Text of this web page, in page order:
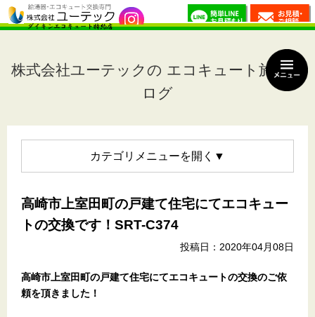
株式会社ユーテックの エコキュート施工ブ
ログ
カテゴリメニュー
高崎市上室田町の戸建て住宅にてエコキュー
トの交換です！SRT-C374
投稿日：2020年04月08日
高崎市上室田町の戸建て住宅にてエコキュートの交換のご依
頼を頂きました！